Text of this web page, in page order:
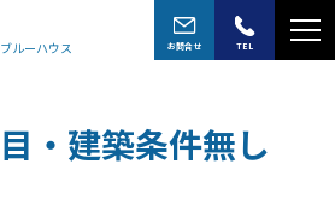
ルーハウス お問合せ TEL
・建築条件無し